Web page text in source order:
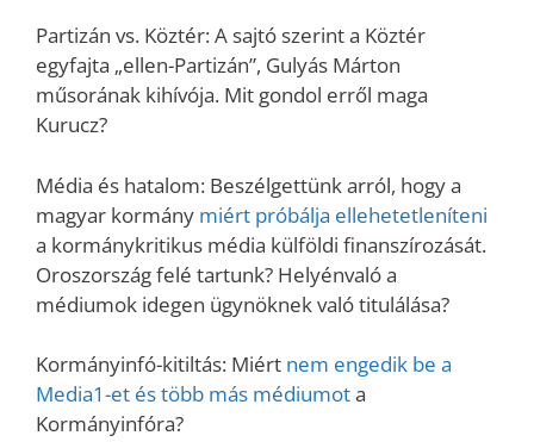
Partizán vs. Köztér: A sajtó szerint a Köztér
egyfajta „ellen-Partizán”, Gulyás Márton
műsorának kihívója. Mit gondol erről maga
Kurucz?
Média és hatalom: Beszélgettünk arról, hogy a
magyar kormány miért próbálja ellehetetleníteni
a kormánykritikus média külföldi finanszírozását.
Oroszország felé tartunk? Helyénvaló a
médiumok idegen ügynöknek való titulálása?
Kormányinfó-kitiltás: Miért nem engedik be a
Media1-et és több más médiumota
Kormányinfóra?